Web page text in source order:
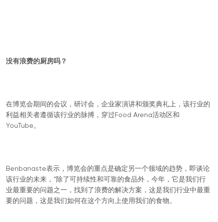
没有浪费的厨房吗？
在博览会期间的会议，研讨会，企业家演讲和颁奖典礼上，该行业的
利益相关者遵循该行业的脉搏，穿过Food Arena活动区和
YouTube。
Benbanaste表示，博览会的重点是确定另一个领域的趋势，即谈论
该行业的未来，“除了可持续性和可靠的食品外，今年，它是我们行
业最重要的问题之一，找到了浪费的解决方案，这是我们行业中最重
要的问题，这是我们如何在这个方向上使用我们的食物。